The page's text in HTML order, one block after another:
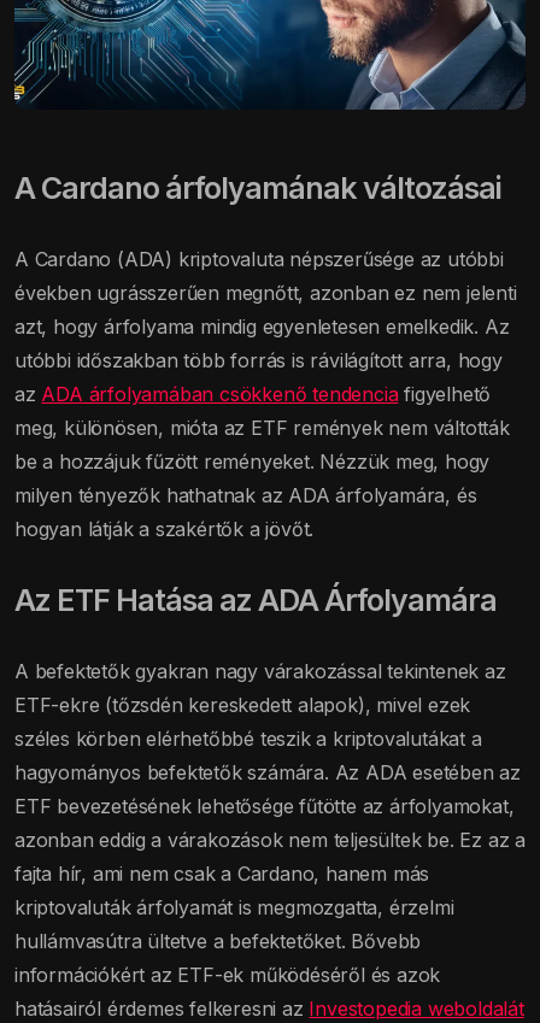
A Cardano árfolyamának változásai
A Cardano (ADA) kriptovaluta népszerűsége az utóbbi
években ugrásszerűen megnőtt, azonban ez nem jelenti
azt, hogy árfolyama mindig egyenletesen emelkedik. Az
utóbbi időszakban több forrás is rávilágított arra, hogy
az ADA árfolyamában csökkenő tendenciafigyelhető
meg, különösen, mióta az ETF remények nem váltották
be a hozzájuk fűzött reményeket. Nézzük meg, hogy
milyen tényezők hathatnak az ADA árfolyamára, és
hogyan látják a szakértők a jövőt.
Az ETF Hatása az ADA Árfolyamára
A befektetők gyakran nagy várakozással tekintenek az
ETF-ekre (tőzsdén kereskedett alapok), mivel ezek
széles körben elérhetőbbé teszik a kriptovalutákat a
hagyományos befektetők számára. Az ADA esetében az
ETF bevezetésének lehetősége fűtötte az árfolyamokat,
azonban eddig a várakozások nem teljesültek be. Ez az a
fajta hír, ami nem csak a Cardano, hanem más
kriptovaluták árfolyamát is megmozgatta, érzelmi
hullámvasútra ültetve a befektetőket. Bővebb
információkért az ETF-ek működéséről és azok
hatásairól érdemes felkeresni az Investopedia weboldalát